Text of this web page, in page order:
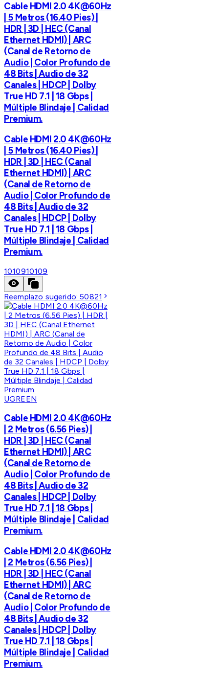
Cable HDMI 2.0 4K@60Hz
| 5 Metros (16.40 Pies) |
HDR | 3D | HEC (Canal
Ethernet HDMI) | ARC
(Canal de Retorno de
Audio | Color Profundo de
48 Bits | Audio de 32
Canales | HDCP | Dolby
True HD 7.1 | 18 Gbps |
Múltiple Blindaje | Calidad
Premium.
Cable HDMI 2.0 4K@60Hz
| 5 Metros (16.40 Pies) |
HDR | 3D | HEC (Canal
Ethernet HDMI) | ARC
(Canal de Retorno de
Audio | Color Profundo de
48 Bits | Audio de 32
Canales | HDCP | Dolby
True HD 7.1 | 18 Gbps |
Múltiple Blindaje | Calidad
Premium.
1010910109
Reemplazo sugerido:50821
UGREEN
Cable HDMI 2.0 4K@60Hz
| 2 Metros (6.56 Pies) |
HDR | 3D | HEC (Canal
Ethernet HDMI) | ARC
(Canal de Retorno de
Audio | Color Profundo de
48 Bits | Audio de 32
Canales | HDCP | Dolby
True HD 7.1 | 18 Gbps |
Múltiple Blindaje | Calidad
Premium.
Cable HDMI 2.0 4K@60Hz
| 2 Metros (6.56 Pies) |
HDR | 3D | HEC (Canal
Ethernet HDMI) | ARC
(Canal de Retorno de
Audio | Color Profundo de
48 Bits | Audio de 32
Canales | HDCP | Dolby
True HD 7.1 | 18 Gbps |
Múltiple Blindaje | Calidad
Premium.